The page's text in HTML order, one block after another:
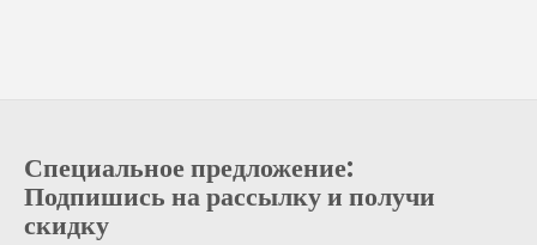
Специальное предложение:
Подпишись на рассылку и получи
скидку